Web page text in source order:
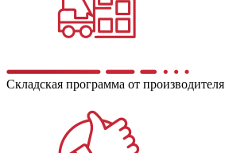
Складская программа от производителя